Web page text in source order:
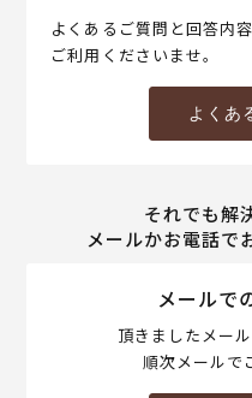
よくあるご質問と回答内
ご利用くださいませ。
よくあ
それでも解
メールかお電話で
メールで
頂きましたメー
順次メールで